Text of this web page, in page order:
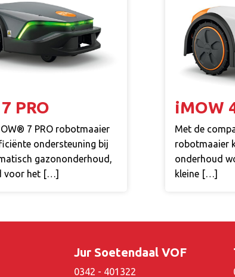
PRO
7 PRO robotmaaier
ondersteuning bij
gazononderhoud,
voor het […]
iMOW
Met de
robotmaaier
onderhoud
kleine […]
Jur Soetendaal VOF
0342 - 401322